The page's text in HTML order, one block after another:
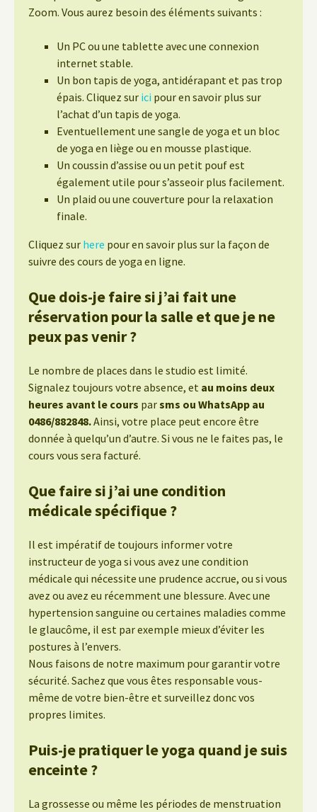
Zoom. Vous aurez besoin des éléments suivants :
Un PC ou une tablette avec une connexion
internet stable.
Un bon tapis de yoga, antidérapant et pas trop
épais. Cliquez sur ici pour en savoir plus sur
l’achat d’un tapis de yoga.
Eventuellement une sangle de yoga et un bloc
de yoga en liège ou en mousse plastique.
Un coussin d’assise ou un petit pouf est
également utile pour s’asseoir plus facilement.
Un plaid ou une couverture pour la relaxation
finale.
Cliquez sur here pour en savoir plus sur la façon de
suivre des cours de yoga en ligne.
Que dois-je faire si j’ai fait une
réservation pour la salle et que je ne
peux pas venir ?
Le nombre de places dans le studio est limité.
Signalez toujours votre absence, et au moins deux
heures avant le cours parsms ou WhatsApp au
0486/882848.Ainsi, votre place peut encore être
donnée à quelqu’un d’autre. Si vous ne le faites pas, le
cours vous sera facturé.
Que faire si j’ai une condition
médicale spécifique ?
Il est impératif de toujours informer votre
instructeur de yoga si vous avez une condition
médicale qui nécessite une prudence accrue, ou si vous
avez ou avez eu récemment une blessure. Avec une
hypertension sanguine ou certaines maladies comme
le glaucôme, il est par exemple mieux d’éviter les
postures à l’envers.
Nous faisons de notre maximum pour garantir votre
sécurité. Sachez que vous êtes responsable vous-
même de votre bien-être et surveillez donc vos
propres limites.
Puis-je pratiquer le yoga quand je suis
enceinte ?
La grossesse ou même les périodes de menstruation